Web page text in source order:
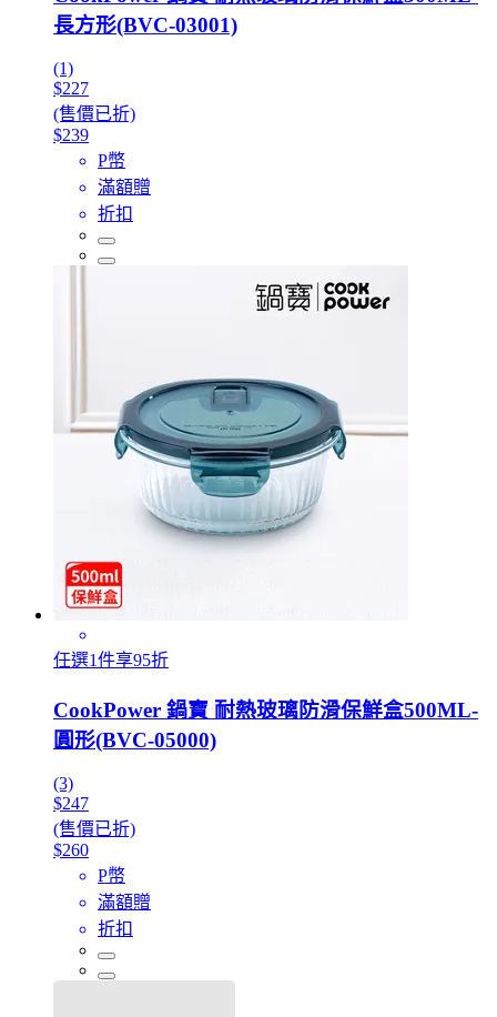
長方形(BVC-03001)
(1)
$227
(售價已折)
$239
P幣
滿額贈
折扣
任選1件享95折
CookPower 鍋寶 耐熱玻璃防滑保鮮盒500ML-
圓形(BVC-05000)
(3)
$247
(售價已折)
$260
P幣
滿額贈
折扣